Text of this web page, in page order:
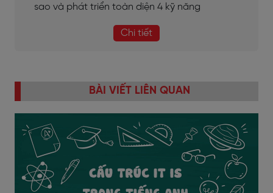
sao và phát triển toàn diện 4 kỹ năng
Chi tiết
BÀI VIẾT LIÊN QUAN